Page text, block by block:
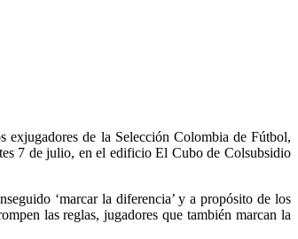
de la Selección Colombia de Fútbol,
7 de julio, en el edificio El Cubo de Colsubsidio
‘marcar la diferencia’ y a propósito de los
las reglas, jugadores que también marcan la